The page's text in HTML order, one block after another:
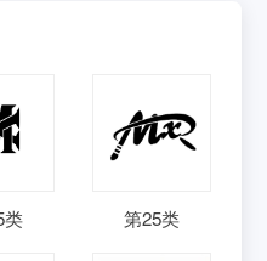
类 第25类